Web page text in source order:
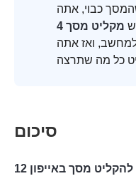
כבוי, אתה
ואז אתה
סיכום
איך להקליט מסך באייפון 12